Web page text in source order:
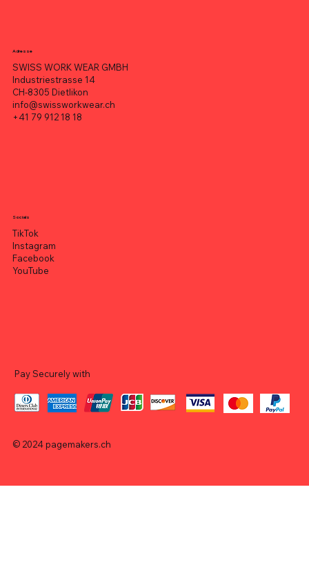
Adresse
SWISS WORK WEAR GMBH
Industriestrasse 14
CH-8305 Dietlikon
info@swissworkwear.ch
+41 79 912 18 18
Socials
TikTok
Instagram
Facebook
YouTube
Pay Securely with
© 2024pagemakers.ch